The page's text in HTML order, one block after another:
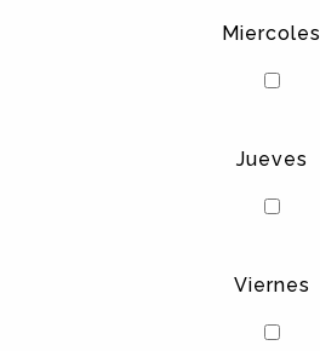
Miercoles
Jueves
Viernes